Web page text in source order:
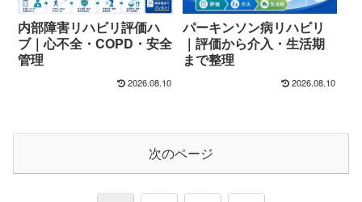
内部障害リハビリ評価ハ
ブ｜心不全・COPD・安全
管理
2026.08.10
パーキンソン病リハビリ
｜評価から介入・生活期
まで整理
2026.08.10
次のページ